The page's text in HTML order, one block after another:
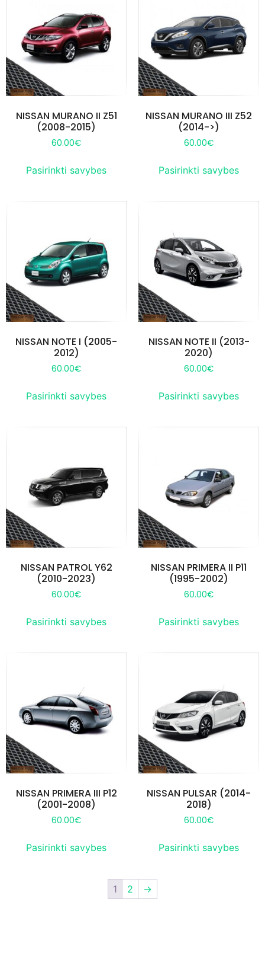
NISSAN MURANO II Z51
(2008-2015)
60.00€
Pasirinkti savybes
NISSAN MURANO III Z52
(2014->)
60.00€
Pasirinkti savybes
NISSAN NOTE I (2005-
2012)
60.00€
Pasirinkti savybes
NISSAN NOTE II (2013-
2020)
60.00€
Pasirinkti savybes
NISSAN PATROL Y62
(2010-2023)
60.00€
Pasirinkti savybes
NISSAN PRIMERA II P11
(1995-2002)
60.00€
Pasirinkti savybes
NISSAN PRIMERA III P12
(2001-2008)
60.00€
Pasirinkti savybes
NISSAN PULSAR (2014-
2018)
60.00€
Pasirinkti savybes
1 2 →